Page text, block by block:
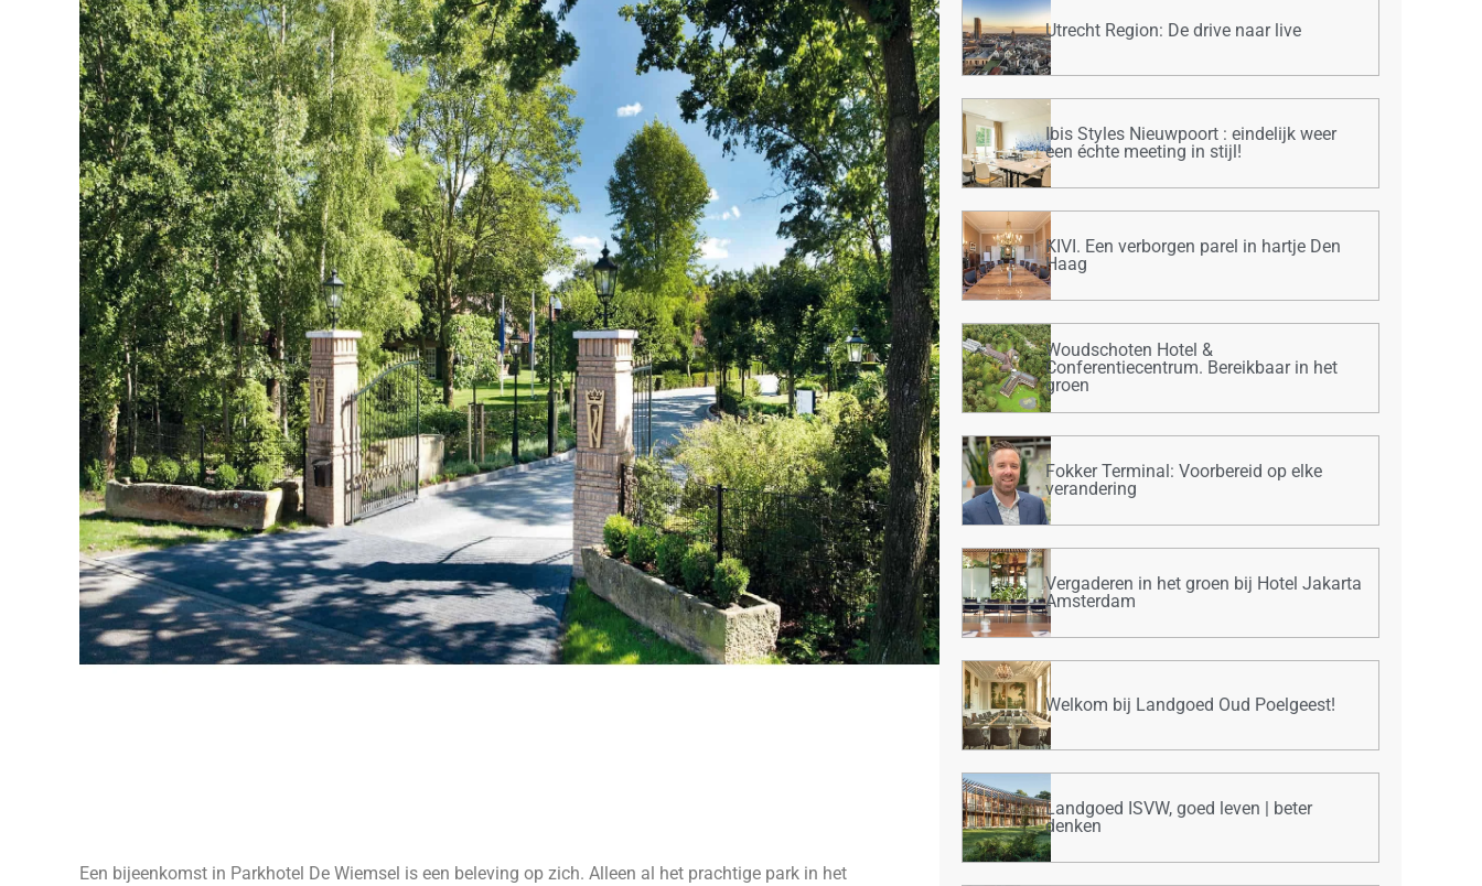
Een bijeenkomst in Parkhotel De Wiemsel is een beleving op zich. Alleen al het prachtige park in het
Utrecht Region: De drive naar live
Ibis Styles Nieuwpoort : eindelijk weer
een échte meeting in stijl!
KIVI. Een verborgen parel in hartje Den
Haag
Woudschoten Hotel &
Conferentiecentrum. Bereikbaar in het
groen
Fokker Terminal: Voorbereid op elke
verandering
Vergaderen in het groen bij Hotel Jakarta
Amsterdam
Welkom bij Landgoed Oud Poelgeest!
Landgoed ISVW, goed leven | beter
denken